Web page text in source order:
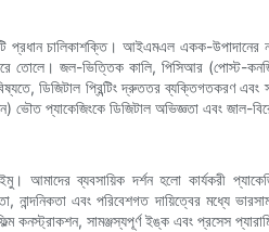
প্রধান চালিকাশক্তি। আইএমএল একক-উপাদানের
তোলে। জল-ভিত্তিক কালি, পিসিআর (পোস্ট-
ডিজিটাল প্রিন্টিং দ্রুততর ব্যক্তিগতকরণ এবং
ভৌত প্যাকেজিংকে ডিজিটাল অভিজ্ঞতা এবং জাল-
আমাদের ব্যবসায়িক দর্শন হলো কার্যকরী
নান্দনিকতা এবং পরিবেশগত দায়িত্বের মধ্যে
কনস্ট্রাকশন, সামঞ্জস্যপূর্ণ ইঙ্ক এবং প্রসেস